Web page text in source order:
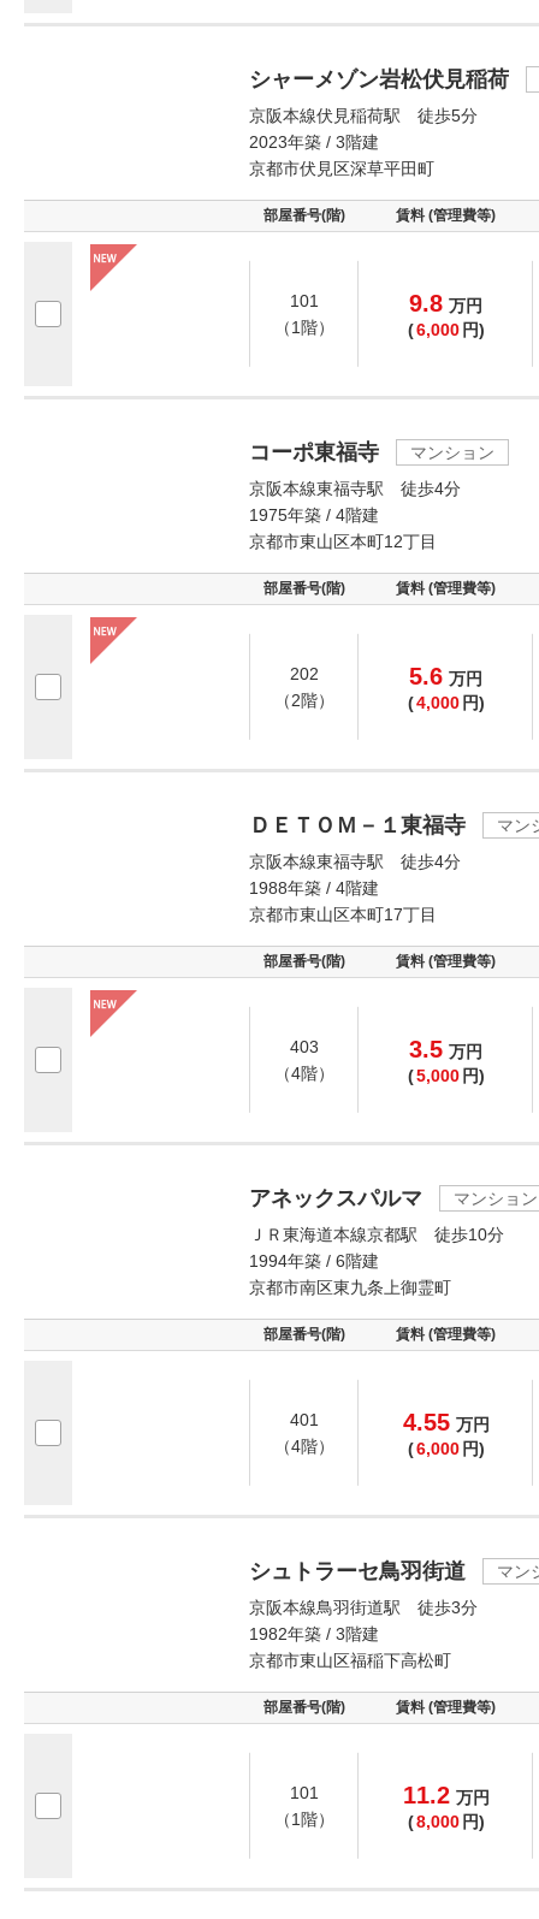
シャーメゾン岩松伏見稲荷
京阪本線伏見稲荷駅 徒歩5分
2023年築 / 3階建
京都市伏見区深草平田町
部屋番号(階) 賃料 (管理費等)
101
（1階）
9.8 万円
(6,000 円)
コーポ東福寺
マンション
京阪本線東福寺駅 徒歩4分
1975年築 / 4階建
京都市東山区本町12丁目
部屋番号(階) 賃料 (管理費等)
202
（2階）
5.6 万円
(4,000 円)
ＤＥＴＯＭ－１東福寺
マン
京阪本線東福寺駅 徒歩4分
1988年築 / 4階建
京都市東山区本町17丁目
部屋番号(階) 賃料 (管理費等)
403
（4階）
3.5 万円
(5,000 円)
アネックスパルマ
マンション
ＪＲ東海道本線京都駅 徒歩10分
1994年築 / 6階建
京都市南区東九条上御霊町
部屋番号(階) 賃料 (管理費等)
401
（4階）
4.55 万円
(6,000 円)
シュトラーセ鳥羽街道
マン
京阪本線鳥羽街道駅 徒歩3分
1982年築 / 3階建
京都市東山区福稲下高松町
部屋番号(階) 賃料 (管理費等)
101
（1階）
11.2 万円
(8,000 円)